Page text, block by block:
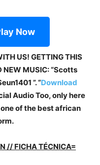
Now
US! GETTING THIS
NEW MUSIC: “Scotts
”. “Download
Audio Too, only here
one of the best african
// FICHA TÉCNICA=